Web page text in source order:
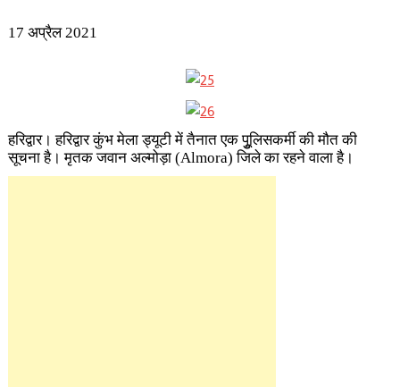
17 अप्रैल 2021
हरिद्वार। हरिद्वार कुंभ मेला ड्यूटी में तैनात एक पुूलिसकर्मी की मौत की
सूचना है। मृतक जवान अल्मोड़ा (Almora) जिले का रहने वाला है।